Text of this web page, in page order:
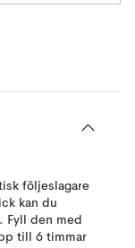
följeslagare
kan du
Fyll den med
till 6 timmar